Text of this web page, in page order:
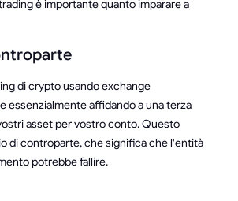
è importante quanto imparare a
di crypto usando exchange
essenzialmente affidando a una terza
asset per vostro conto. Questo
di controparte, che significa che l'entità
potrebbe fallire.